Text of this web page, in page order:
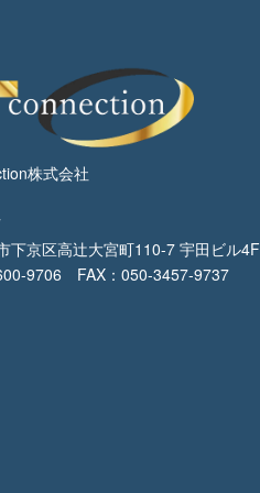
株式会社
下京区高辻大宮町110-7 宇田ビル4F
9706 FAX：050-3457-9737